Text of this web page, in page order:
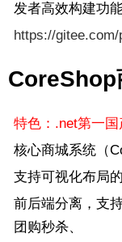
发者高效构建功
https://
CoreShop
特色：.net第一
核心商城系统（
支持可视化布局
前后端分离，支
团购秒杀、